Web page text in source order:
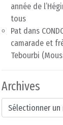
année de
tous
Pat dans
camarade et
Tebourbi
Archives
Archives